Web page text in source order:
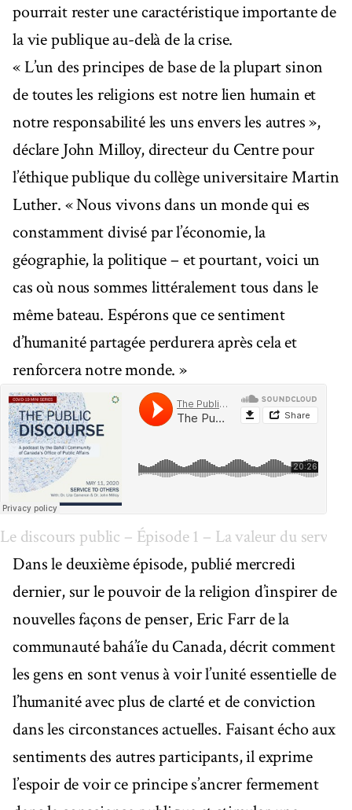
pourrait rester une caractéristique importante de
la vie publique au-delà de la crise.
« L’un des principes de base de la plupart sinon
de toutes les religions est notre lien humain et
notre responsabilité les uns envers les autres »,
déclare John Milloy, directeur du Centre pour
l’éthique publique du collège universitaire Martin
Luther. « Nous vivons dans un monde qui es
constamment divisé par l’économie, la
géographie, la politique – et pourtant, voici un
cas où nous sommes littéralement tous dans le
même bateau. Espérons que ce sentiment
d’humanité partagée perdurera après cela et
renforcera notre monde. »
Le discours public – Épisode 1 – La valeur du service
Dans le deuxième épisode, publié mercredi
dernier, sur le pouvoir de la religion d’inspirer de
nouvelles façons de penser, Eric Farr de la
communauté bahá’íe du Canada, décrit comment
les gens en sont venus à voir l’unité essentielle de
l’humanité avec plus de clarté et de conviction
dans les circonstances actuelles. Faisant écho aux
sentiments des autres participants, il exprime
l’espoir de voir ce principe s’ancrer fermement